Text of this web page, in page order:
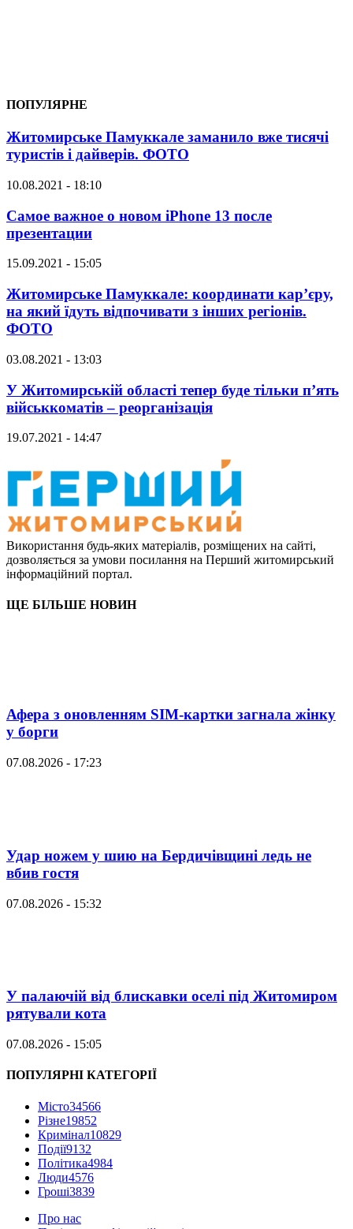
ПОПУЛЯРНЕ
Житомирське Памуккале заманило вже тисячі
туристів і дайверів. ФОТО
10.08.2021 - 18:10
Самое важное о новом iPhone 13 после
презентации
15.09.2021 - 15:05
Житомирське Памуккале: координати кар’єру,
на який їдуть відпочивати з інших регіонів.
ФОТО
03.08.2021 - 13:03
У Житомирській області тепер буде тільки п’ять
військкоматів – реорганізація
19.07.2021 - 14:47
Використання будь-яких матеріалів, розміщених на сайті,
дозволяється за умови посилання на Перший житомирський
інформаційний портал.
ЩЕ БІЛЬШЕ НОВИН
Афера з оновленням SIM-картки загнала жінку
у борги
07.08.2026 - 17:23
Удар ножем у шию на Бердичівщині ледь не
вбив гостя
07.08.2026 - 15:32
У палаючій від блискавки оселі під Житомиром
рятували кота
07.08.2026 - 15:05
ПОПУЛЯРНІ КАТЕГОРІЇ
Місто34566
Різне19852
Кримінал10829
Події9132
Політика4984
Люди4576
Гроші3839
Про нас